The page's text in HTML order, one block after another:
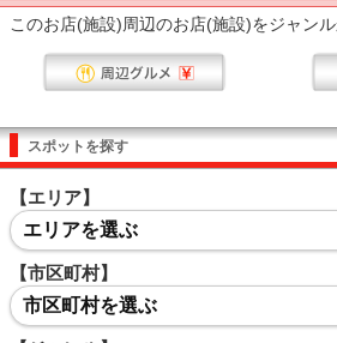
このお店(施設)周辺のお店(施設)をジャンル
スポットを探す
【エリア】
エリアを選ぶ
【市区町村】
市区町村を選ぶ